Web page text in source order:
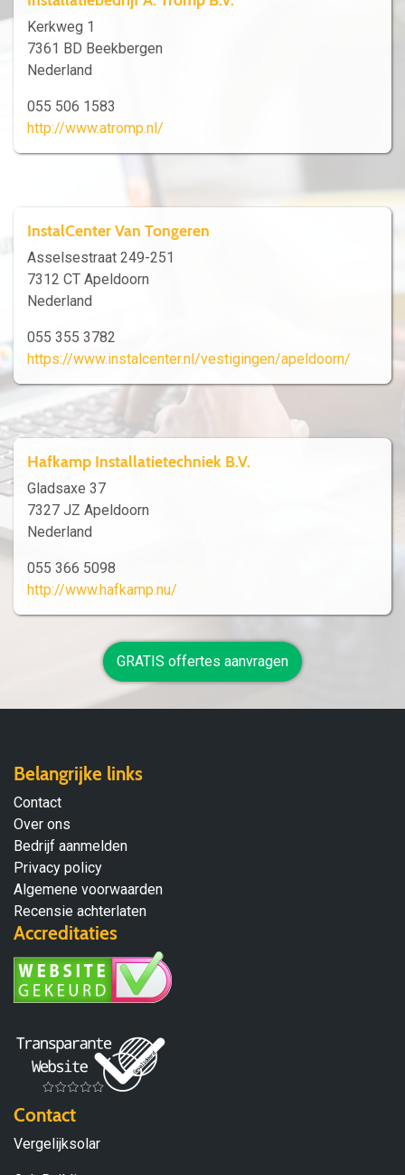
Kerkweg 1
7361 BD Beekbergen
Nederland
055 506 1583
http://www.atromp.nl/
InstalCenter Van Tongeren
Asselsestraat 249-251
7312 CT Apeldoorn
Nederland
055 355 3782
https://www.instalcenter.nl/vestigingen/apeldoorn/
Hafkamp Installatietechniek B.V.
Gladsaxe 37
7327 JZ Apeldoorn
Nederland
055 366 5098
http://www.hafkamp.nu/
GRATIS offertes aanvragen
Belangrijke links
Contact
Over ons
Bedrijf aanmelden
Privacy policy
Algemene voorwaarden
Recensie achterlaten
Accreditaties
Contact
Vergelijksolar